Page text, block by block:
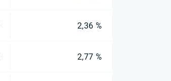
2,36 %
2,77 %